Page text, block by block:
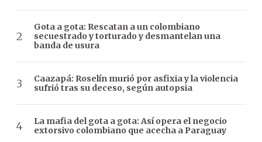
Gota a gota: Rescatan a un colombiano
secuestrado y torturado y desmantelan una
banda de usura
Caazapá: Roselín murió por asfixia y la violencia
sufrió tras su deceso, según autopsia
La mafia del gota a gota: Así opera el negocio
extorsivo colombiano que acecha a Paraguay